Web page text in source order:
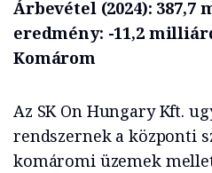
Árbevétel (2024):
eredmény: -11,2
Komárom
Az SK On Hungary Kft.
rendszernek a központi
komáromi üzemek